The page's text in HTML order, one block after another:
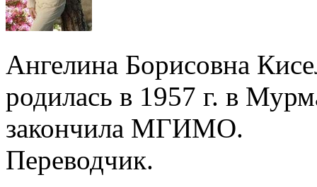
Ангелина Борисовна
родилась в 1957 г. в
закончила МГИМО.
Переводчик.